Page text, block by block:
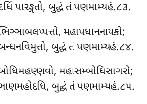
પારઙ્ગતો, બુદ્ધં તં પણમામ્યહં.૮૩.
મહાપધાનનાયકો;
બુદ્ધં તં પણમામ્યહં.૮૪.
મહાસમ્બોધિસાગરો;
બુદ્ધં તં પણમામ્યહં.૮૫.